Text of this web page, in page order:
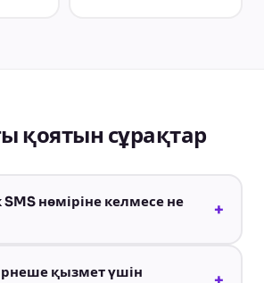
қоятын сұрақтар
SMS нөміріне келмесе не
+
қызмет үшін